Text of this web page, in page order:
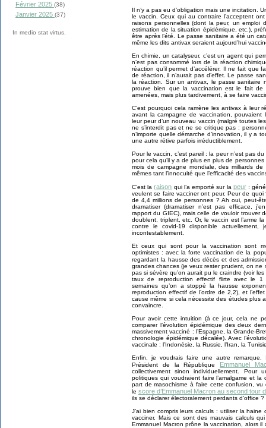
Février 2025 (38)
Janvier 2025 (37)
In medio stat virtus.
Il n’y a pas eu d’obligation mais une incitation.
le vaccin. Ceux qui au contraire l’acceptent
raisons personnelles (dont la peur, un emploi
estimation de la situation épidémique, etc.),
être après l’été. Le passe sanitaire a été un
même les dits antivax seraient aujourd’hui
En chimie, un catalyseur, c’est un agent qui
n’est pas consommé lors de la réaction
réaction qu’il permet d’accélérer. Il ne fait que
de réaction, il n’aurait pas d’effet. Le passe
la réaction. Sur un antivax, le passe sanitaire
prouve bien que la vaccination est le fait
amenées, mais plus tardivement, à se faire
C’est pourquoi cela ramène les antivax à leur
avant la campagne de vaccination, pouvaient
leur peur d’un nouveau vaccin (malgré toutes
ne s’interdit pas et ne se critique pas :
n’importe quelle démarche d’innovation, il y a
une autre rétive parfois irréductiblement.
Pour le vaccin, c’est pareil : la peur n’est pas
pour cela qu’il y a de plus en plus de
mois de campagne mondiale, des milliards
mêmes tant l’innocuité que l’efficacité des
C’est laraison qui l’a emporté sur la peur :
veulent se faire vacciner ont peur. Peur de
de 4,4 millions de personnes ? Ah oui, peut-
dramatiser (dramatiser n’est pas efficace,
rapport du GIEC), mais celle de vouloir trouver
doublent, triplent, etc. Or, le vaccin est l’arme
contre le covid-19 disponible
incontestablement.
Et ceux qui sont pour la vaccination sont
optimistes : avec la forte vaccination de la
regardant la hausse des décès et des
grandes chances (je veux rester prudent, on ne
pas si sévère qu’on aurait pu le craindre (voir
taux de reproduction effectif flirte avec le 1
semaines qu’on a stoppé la hausse
reproduction effectif de l’ordre de 2,2), et
cause même si cela nécessite des études plus
convaincre.
Pour avoir cette intuition (à ce jour, cela ne
comparer l’évolution épidémique des deux
massivement vacciné : l’Espagne, la Grande-
chronologie épidémique décalée). Avec
vaccinale : l’Indonésie, la Russie, l’Iran, la
Enfin, je voudrais faire une autre
Président de la République Emmanuel
collectivement sinon individuellement.
politiques qui voudraient faire l’amalgame et
part de masochisme à faire cette confusion,
le score d’Emmanuel Macron au second tour
ils se déclarer électoralement perdants d’office ?
J’ai bien compris leurs calculs : utiliser la
vacciner. Mais ce sont des mauvais calculs
Emmanuel Macron prône la vaccination, alors